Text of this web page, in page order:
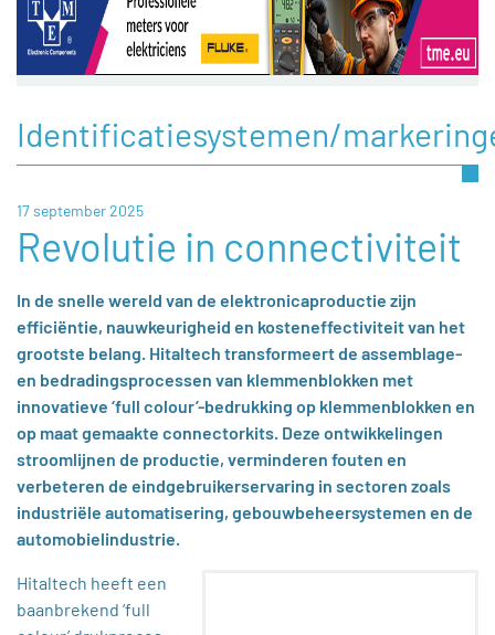
Identificatiesystemen/
17 september 2025
Revolutie in connectiviteit
In de snelle wereld van de elektronicaproductie zijn
efficiëntie, nauwkeurigheid en kosteneffectiviteit van het
grootste belang. Hitaltech transformeert de assemblage-
en bedradingsprocessen van klemmenblokken met
innovatieve ‘full colour’-bedrukking op klemmenblokken en
op maat gemaakte connectorkits. Deze ontwikkelingen
stroomlijnen de productie, verminderen fouten en
verbeteren de eindgebruikerservaring in sectoren zoals
industriële automatisering, gebouwbeheersystemen en de
automobielindustrie.
Hitaltech heeft een
baanbrekend ‘full